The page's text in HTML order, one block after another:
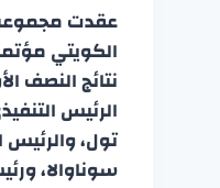
عقدت مجموعة
الكويتي
الرئيس
تول،
سوناوالا،